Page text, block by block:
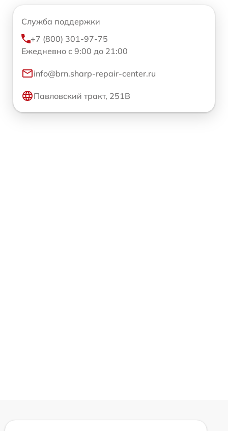
Служба поддержки
+7 (800) 301-97-75
Ежедневно с 9:00 до 21:00
info@brn.sharp-repair-center.ru
Павловский тракт, 251В